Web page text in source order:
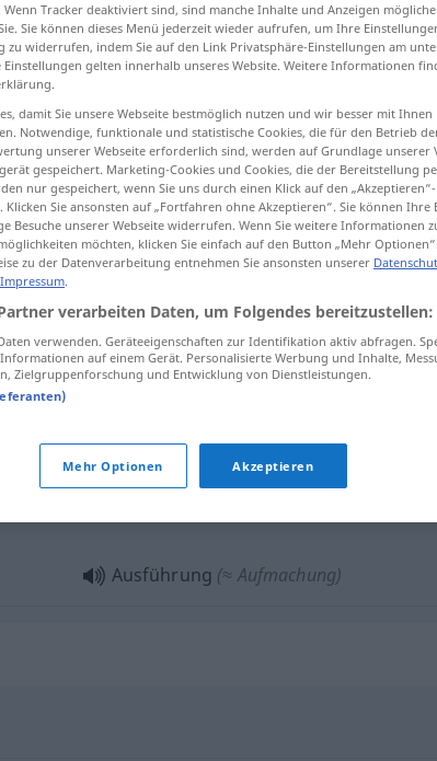
exposição apresentação
Ausführung Auftrag
Ausführung Bau
Ausführung Plan
AusführungWare
Ausführung (≈ Aufmachung)
Tracker deaktiviert sind, sind manche Inhalte und Anzeigen
Sie können dieses Menü jederzeit wieder aufrufen, um Ihre
widerrufen, indem Sie auf den Link Privatsphäre-Einstellungen am
Einstellungen gelten innerhalb unseres Website. Weitere Informationen
damit Sie unsere Webseite bestmöglich nutzen und wir besser mit Ihnen
Notwendige, funktionale und statistische Cookies, die für den Betrieb
unserer Webseite erforderlich sind, werden auf Grundlage unserer
gespeichert. Marketing-Cookies und Cookies, die der Bereitstellung
nur gespeichert, wenn Sie uns durch einen Klick auf den
Klicken Sie ansonsten auf „Fortfahren ohne Akzeptieren“. Sie können Ihre
Besuche unserer Webseite widerrufen. Wenn Sie weitere Informationen
möchten, klicken Sie einfach auf den Button „Mehr Optionen“.
zu der Datenverarbeitung entnehmen Sie ansonsten unserer
Impressum.
verarbeiten Daten, um Folgendes bereitzustellen:
verwenden. Geräteeigenschaften zur Identifikation aktiv abfragen.
auf einem Gerät. Personalisierte Werbung und Inhalte,
Zielgruppenforschung und Entwicklung von Dienstleistungen.
Mehr Optionen Akzeptieren